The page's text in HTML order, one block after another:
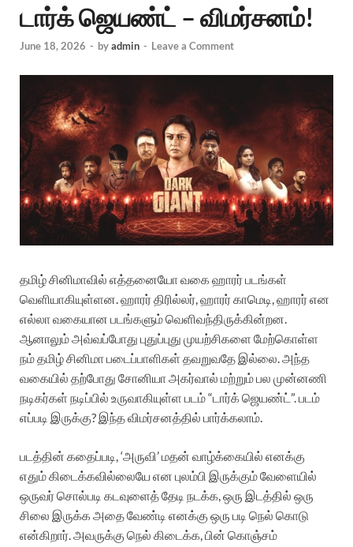
டார்க் ஜெயண்ட் – விமர்சனம்!
June 18, 2026 - byadmin - Leave a Comment
தமிழ் சினிமாவில் எத்தனையோ வகை ஹாரர் படங்கள்
வெளியாகியுள்ளன. ஹாரர் திரில்லர், ஹாரர் காமெடி, ஹாரர் என
எல்லா வகையான படங்களும் வெளிவந்திருக்கின்றன.
ஆனாலும் அவ்வப்போது புதுப்புது முயற்சிகளை மேற்கொள்ள
நம் தமிழ் சினிமா படைப்பாளிகள் தவறுவதே இல்லை. அந்த
வகையில் தற்போது சோனியா அகர்வால் மற்றும் பல முன்னணி
நடிகர்கள் நடிப்பில் உருவாகியுள்ள படம் “டார்க் ஜெயண்ட்”. படம்
எப்படி இருக்கு? இந்த விமர்சனத்தில் பார்க்கலாம்.
படத்தின் கதைப்படி, ‘அருவி’ மதன் வாழ்க்கையில் எனக்கு
எதும் கிடைக்கவில்லையே என புலம்பி இருக்கும் வேளையில்
ஒருவர் சொல்படி கடவுளைத் தேடி நடக்க, ஒரு இடத்தில் ஒரு
சிலை இருக்க அதை வேண்டி எனக்கு ஒரு படி நெல் கொடு
என்கிறார். அவருக்கு நெல் கிடைக்க, பின் கொஞ்சம்